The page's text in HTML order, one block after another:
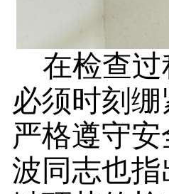
在检查
必须时刻
严格遵守
波同志也